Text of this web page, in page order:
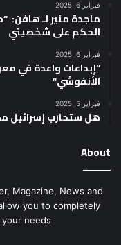
فبراير 6, 2025
ماجدة منير لـ هافن:
الحكم على شخصيتي
فبراير 6, 2025
“إبداعات واعدة في
الأنفوشي”
فبراير 5, 2025
هل ستحارب إسرائيل
About
Magazine, News and
you to completely
needs.